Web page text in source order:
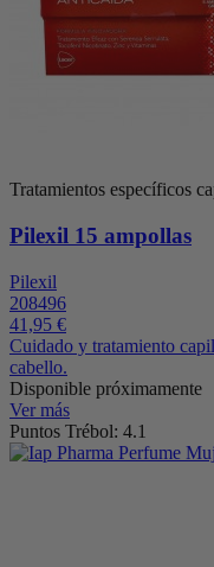
Tratamientos específicos
Pilexil 15 ampollas
Pilexil
208496
41,95 €
Cuidado y tratamiento
cabello.
Disponible próximamente
Ver más
Puntos Trébol: 4.1